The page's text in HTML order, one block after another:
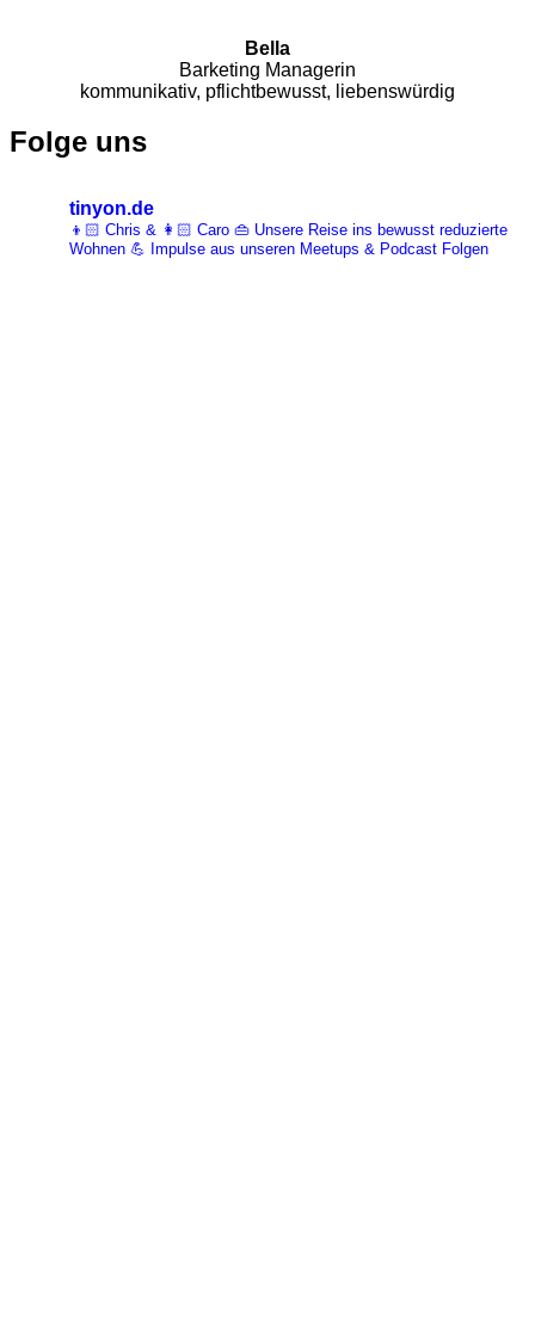
Bella
Barketing Managerin
kommunikativ, pflichtbewusst, liebenswürdig
Folge uns
tinyon.de
👦🏻 Chris & 👩🏻 Caro 👜 Unsere Reise ins bewusst reduzierte
Wohnen 💪 Impulse aus unseren Meetups & Podcast Folgen